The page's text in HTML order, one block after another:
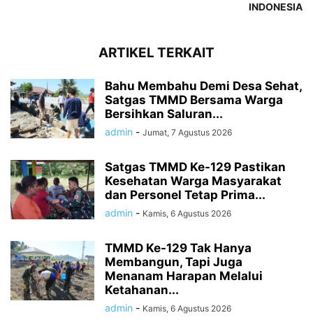
INDONESIA
ARTIKEL TERKAIT
Bahu Membahu Demi Desa Sehat,
Satgas TMMD Bersama Warga
Bersihkan Saluran...
admin - Jumat, 7 Agustus 2026
Satgas TMMD Ke-129 Pastikan
Kesehatan Warga Masyarakat
dan Personel Tetap Prima...
admin - Kamis, 6 Agustus 2026
TMMD Ke-129 Tak Hanya
Membangun, Tapi Juga
Menanam Harapan Melalui
Ketahanan...
admin - Kamis, 6 Agustus 2026